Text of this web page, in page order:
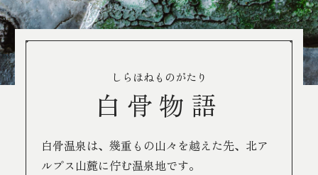
白骨物語
しらほねものがたり
白骨温泉は、幾重もの山々を越えた先、 北ア
ルプス山麓に佇む温泉地です。